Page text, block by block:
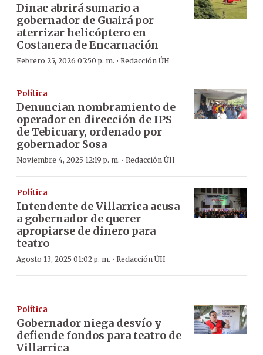
Dinac abrirá sumario a
gobernador de Guairá por
aterrizar helicóptero en
Costanera de Encarnación
Febrero 25, 2026 05:50 p. m. · Redacción ÚH
Política
Denuncian nombramiento de
operador en dirección de IPS
de Tebicuary, ordenado por
gobernador Sosa
Noviembre 4, 2025 12:19 p. m. · Redacción ÚH
Política
Intendente de Villarrica acusa
a gobernador de querer
apropiarse de dinero para
teatro
Agosto 13, 2025 01:02 p. m. · Redacción ÚH
Política
Gobernador niega desvío y
defiende fondos para teatro de
Villarrica